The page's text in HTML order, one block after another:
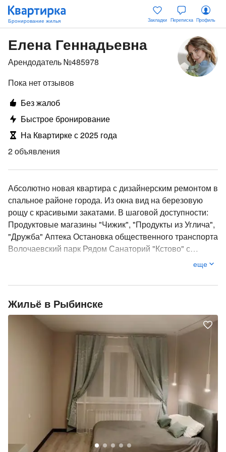
Закладки Переписка Профиль
Елена Геннадьевна
Арендодатель №485978
Пока нет отзывов
Без жалоб
Быстрое бронирование
На Квартирке с 2025 года
2 объявления
Абсолютно новая квартира с дизайнерским ремонтом в
спальное районе города. Из окна вид на березовую
рощу с красивыми закатами. В шаговой доступности:
Продуктовые магазины "Чижик", "Продукты из Углича",
"Дружба" Аптека Остановка общественного транспорта
Волочаевский парк Рядом Санаторий "Кстово" с
кафедральным собором (3,4 км 9 минут на авто)
Сквер и набережная р. Черемуха с пешеходной улицей
(4км 9 минут на авто) Польский костёл (4 км 9 минут на
ЗАСЕЛЕНИЕ БЕСКОНТАКТНОЕ Есть возможность
арендовать соседнюю квартиру, если вы
путешествуете большой компанией. В КВАРТИРЕ
ЕСТЬ ВСЕ НЕОБХОДИМОЕ Новая двуспальная
кровать (160*200) с удобным новым матрацем Новый
диван (140*200) Каждому гостю предоставляется по 2
полотенца Постельное белье Санузел с тёплым полом
Душевая кабина (120*80) с тропическим душем
Инсталляция Стиральная машина с функцией сушки
еще
Жильё в Рыбинске